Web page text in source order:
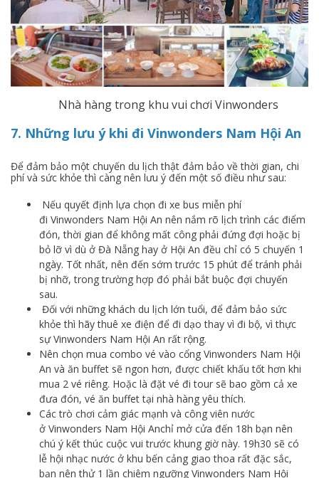
Nhà hàng trong khu vui chơi Vinwonders
7. Những lưu ý khi đi Vinwonders Nam Hội An
Để đảm bảo một chuyến du lịch thật đảm bảo về thời gian, chi
phí và sức khỏe thì càng nên lưu ý đến một số điều như sau:
Nếu quyết định lựa chọn đi xe bus miễn phí
đi Vinwonders Nam Hội An nên nắm rõ lịch trình các điểm
đón, thời gian để không mất công phải đứng đợi hoặc bị
bỏ lỡ vì dù ở Đà Nẵng hay ở Hội An đều chỉ có 5 chuyến 1
ngày. Tốt nhất, nên đến sớm trước 15 phút để tránh phải
bị nhỡ, trong trường hợp đó phải bắt buộc đợi chuyến
sau.
Đối với những khách du lịch lớn tuổi, để đảm bảo sức
khỏe thì hãy thuê xe điện để đi dạo thay vì đi bộ, vì thực
sự Vinwonders Nam Hội An rất rộng.
Nên chọn mua combo vé vào cổng Vinwonders Nam Hội
An và ăn buffet sẽ ngon hơn, được chiết khấu tốt hơn khi
mua 2 vé riêng. Hoặc là đặt vé đi tour sẽ bao gồm cả xe
đưa đón, vé ăn buffet tại nhà hàng yêu thích.
Các trò chơi cảm giác mạnh và công viên nước
ở Vinwonders Nam Hội Anchỉ mở cửa đến 18h bạn nên
chú ý kết thúc cuộc vui trước khung giờ này. 19h30 sẽ có
lễ hội nhạc nước ở khu bến cảng giao thoa rất đặc sắc,
bạn nên thử 1 lần chiêm ngưỡng Vinwonders Nam Hội